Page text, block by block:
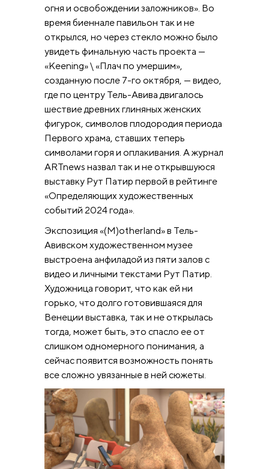
огня и освобождении заложников». Во
время биеннале павильон так и не
открылся, но через стекло можно было
увидеть финальную часть проекта —
«Keening» \ «Плач по умершим»,
созданную после 7-го октября, — видео,
где по центру Тель-Авива двигалось
шествие древних глиняных женских
фигурок, символов плодородия периода
Первого храма, ставших теперь
символами горя и оплакивания. А журнал
ARTnews назвал так и не открывшуюся
выставку Рут Патир первой в рейтинге
«Определяющих художественных
событий 2024 года».
Экспозиция «(M)otherland» в Тель-
Авивском художественном музее
выстроена анфиладой из пяти залов с
видео и личными текстами Рут Патир.
Художница говорит, что как ей ни
горько, что долго готовившаяся для
Венеции выставка, так и не открылась
тогда, может быть, это спасло ее от
слишком одномерного понимания, а
сейчас появится возможность понять
все сложно увязанные в ней сюжеты.